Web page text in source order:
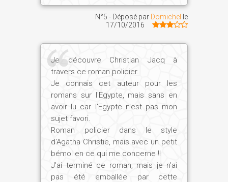
N°5 - Déposé par Domichel le
17/10/2016
Je découvre Christian Jacq à
travers ce roman policier.
Je connais cet auteur pour les
romans sur l'Egypte, mais sans en
avoir lu car l'Egypte n'est pas mon
sujet favori.
Roman policier dans le style
d'Agatha Christie, mais avec un petit
bémol en ce qui me concerne !!
J'ai terminé ce roman, mais je n'ai
pas été emballée par cette